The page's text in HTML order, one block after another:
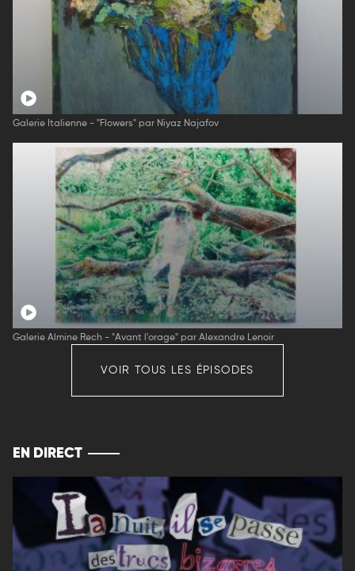
Galerie Italienne - "Flowers" par Niyaz Najafov
Galerie Almine Rech - "Avant l'orage" par Alexandre Lenoir
VOIR TOUS LES ÉPISODES
EN DIRECT